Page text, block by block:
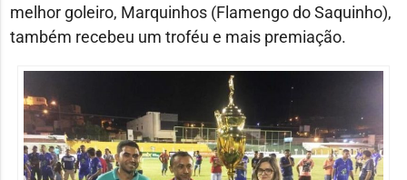
melhor goleiro, Marquinhos (Flamengo do Saquinho),
também recebeu um troféu e mais premiação.